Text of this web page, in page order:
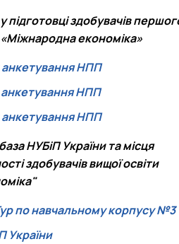
підготовці здобувачів
економіка»
НПП
НПП
НПП
НУБіП України та місця
здобувачів вищої освіти
по навчальному корпусу №3
України